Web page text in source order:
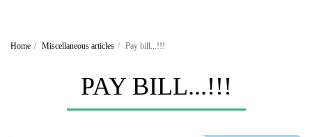
Home Miscellaneous articles Pay bill...!!!
PAY BILL...!!!